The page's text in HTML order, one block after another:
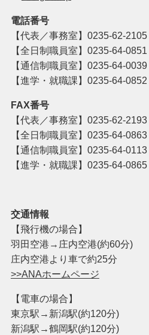
電話番号
【代表／事務室】 0235-62-2105
【全日制職員室】0235-64-0851
【通信制職員室】0235-64-0039
【進学・就職課】0235-64-0852
FAX番号
【代表／事務室】 0235-62-2193
【全日制職員室】 0235-64-0863
【通信制職員室】 0235-64-0113
【進学・就職課】0235-64-0865
交通情報
【飛行機の場合】
羽田空港→庄内空港(約60分)
庄内空港より車で約25分
>>ANAホームページ
【電車の場合】
東京駅→新潟駅(約120分)
新潟駅→鶴岡駅(約120分)